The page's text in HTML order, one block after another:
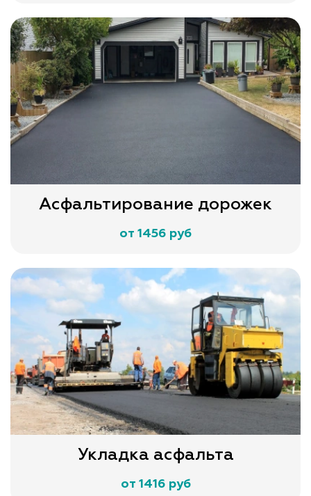
Асфальтирование дорожек
от 1456 руб
Укладка асфальта
от 1416 руб